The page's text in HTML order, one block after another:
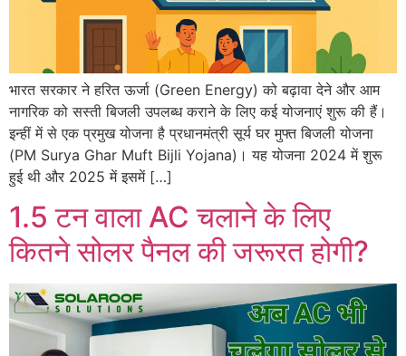
भारत सरकार ने हरित ऊर्जा (Green Energy) को बढ़ावा देने और आम
नागरिक को सस्ती बिजली उपलब्ध कराने के लिए कई योजनाएं शुरू की हैं।
इन्हीं में से एक प्रमुख योजना है प्रधानमंत्री सूर्य घर मुफ्त बिजली योजना
(PM Surya Ghar Muft Bijli Yojana)। यह योजना 2024 में शुरू
हुई थी और 2025 में इसमें […]
1.5 टन वाला AC चलाने के लिए
कितने सोलर पैनल की जरूरत होगी?